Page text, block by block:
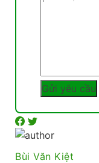
Bùi Văn Kiệt